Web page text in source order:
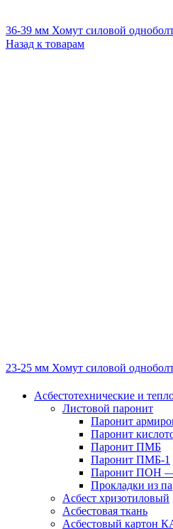
36-39 мм Хомут силовой
Назад к товарам
23-25 мм Хомут силовой
Асбестотехнические и
Листовой паронит
Паронит
Паронит
Паронит ПМБ
Паронит ПМБ-1
Паронит ПОН —
Прокладки из
Асбест хризотиловый
Асбестовая ткань
Асбестовый картон